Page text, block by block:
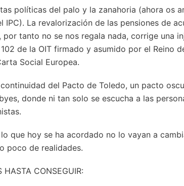
políticas del palo y la zanahoria (ahora os
IPC). La revalorización de las pensiones de
tanto no se nos regala nada, corrige una
de la OIT firmado y asumido por el Reino
Social Europea.
del Pacto de Toledo, un pacto
donde ni tan solo se escucha a las
que hoy se ha acordado no lo vayan a
poco de realidades.
CONSEGUIR: